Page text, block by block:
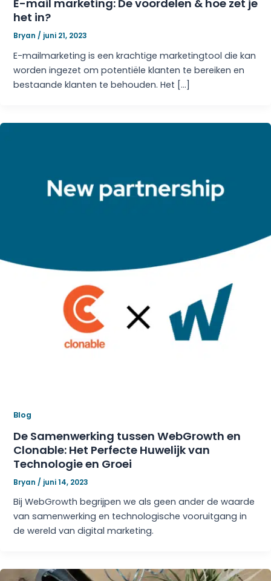
E-mail marketing: De voordelen & hoe zet je
het in?
Bryan / juni 21, 2023
E-mailmarketing is een krachtige marketingtool die kan
worden ingezet om potentiële klanten te bereiken en
bestaande klanten te behouden. Het […]
Blog
De Samenwerking tussen WebGrowth en
Clonable: Het Perfecte Huwelijk van
Technologie en Groei
Bryan / juni 14, 2023
Bij WebGrowth begrijpen we als geen ander de waarde
van samenwerking en technologische vooruitgang in
de wereld van digital marketing.